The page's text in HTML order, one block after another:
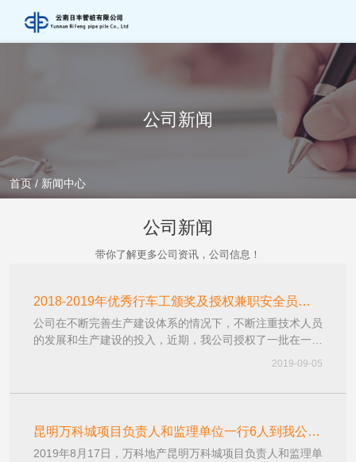
公司新闻
首页 / 新闻中心
公司新闻
带你了解更多公司资讯，公司信息！
2018-2019年优秀行车工颁奖及授权兼职安全员、
质量员、设备巡检员
公司在不断完善生产建设体系的情况下，不断注重技术人员
的发展和生产建设的投入，近期，我公司授权了一批在一线
2019-09-05
昆明万科城项目负责人和监理单位一行6人到我公司
参观学习！
2019年8月17日，万科地产昆明万科城项目负责人和监理单